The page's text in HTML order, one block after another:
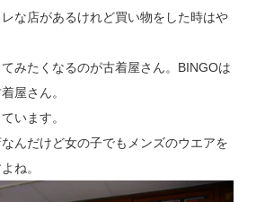
な店があるけれど買い物をした時はや
みたくなるのが古着屋さん。BINGOは
屋さん。
います。
んだけど女の子でもメンズのウエアを
ね。